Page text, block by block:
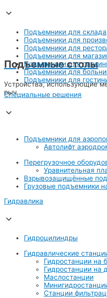
Подъемники для склада
Подъемники для
Подъемники для
Подъемники для
Подъемники для
Подъемники для
Подъемники для
Специальные решения
Подъемники для
Автолифт
Перегрузочное
Уравнительная
Взрывозащищённые
Грузовые подъемники
Гидравлика
Гидроцилиндры
Гидравлические
Гидростанции на
Гидростанции на
Маслостанции
Станции
Подъемные столы
Устройства, использующие
рыч...